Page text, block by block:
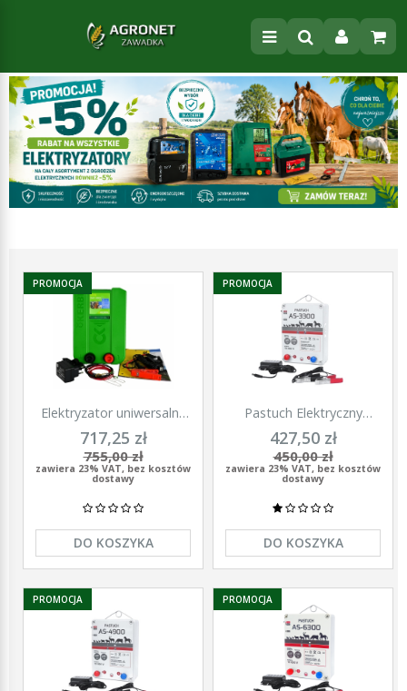
Elektryzator uniwersalny
TITAN DUO 3000, dla
koni, bydła, owiec i kóz,
2,0 J, Kerbl
717,25 zł
755,00 zł
zawiera 23% VAT, bez kosztów
dostawy
DO KOSZYKA
PROMOCJA
Pastuch Elektryczny
Elektryzator uniwersalny
Pomelac AS-3300 3,3 Jula
427,50 zł
450,00 zł
zawiera 23% VAT, bez kosztów
dostawy
DO KOSZYKA
PROMOCJA
PROMOCJA PROMOCJA